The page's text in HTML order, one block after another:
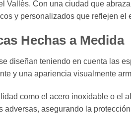
Vallès. Con una ciudad que
y personalizados que reflejen el
Hechas a Medida
diseñan teniendo en cuenta las
y una apariencia visualmente
como el acero inoxidable o el
asegurando la